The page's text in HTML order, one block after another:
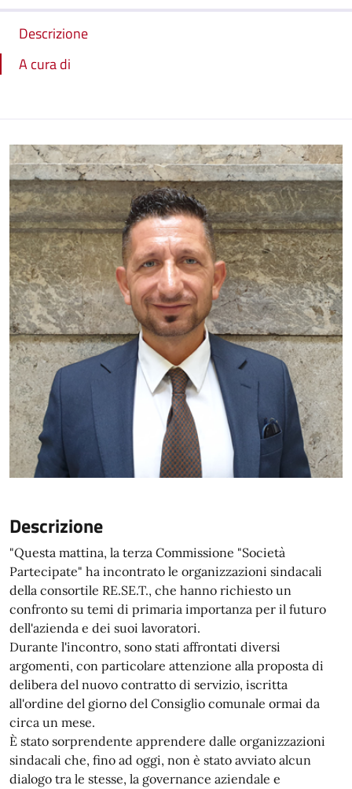
Descrizione
A cura di
Descrizione
"Questa mattina, la terza Commissione "Società
Partecipate" ha incontrato le organizzazioni sindacali
della consortile RE.SE.T., che hanno richiesto un
confronto su temi di primaria importanza per il futuro
dell'azienda e dei suoi lavoratori.
Durante l'incontro, sono stati affrontati diversi
argomenti, con particolare attenzione alla proposta di
delibera del nuovo contratto di servizio, iscritta
all'ordine del giorno del Consiglio comunale ormai da
circa un mese.
È stato sorprendente apprendere dalle organizzazioni
sindacali che, fino ad oggi, non è stato avviato alcun
dialogo tra le stesse, la governance aziendale e